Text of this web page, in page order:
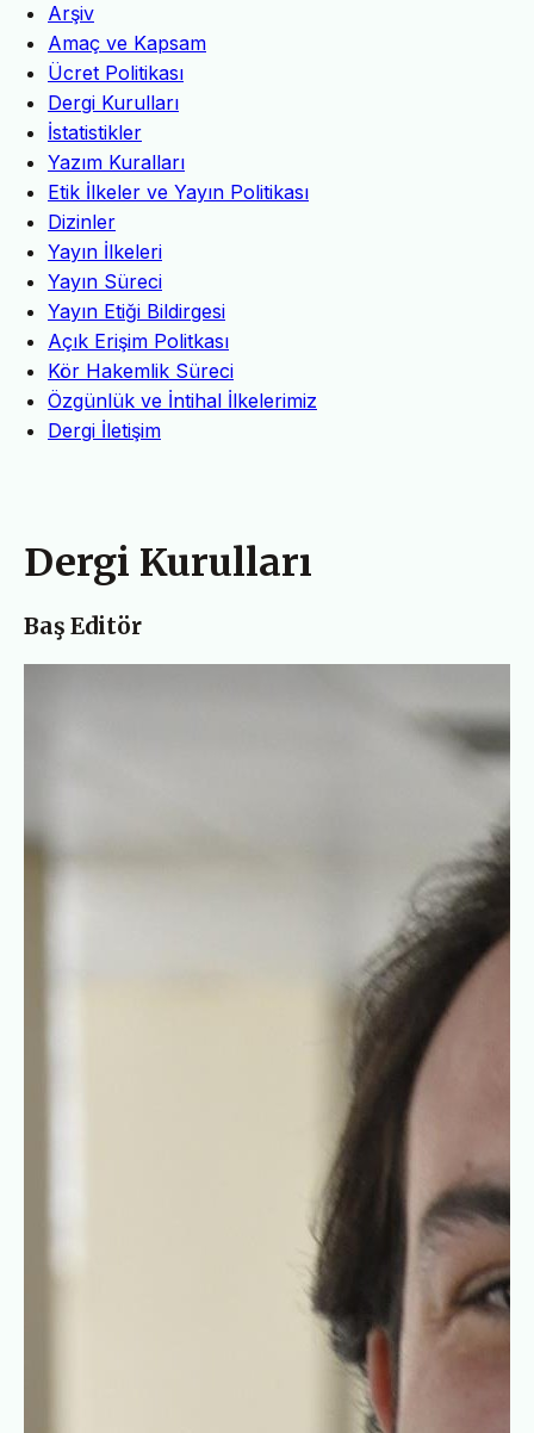
Arşiv
Amaç ve Kapsam
Ücret Politikası
Dergi Kurulları
İstatistikler
Yazım Kuralları
Etik İlkeler ve Yayın Politikası
Dizinler
Yayın İlkeleri
Yayın Süreci
Yayın Etiği Bildirgesi
Açık Erişim Politkası
Kör Hakemlik Süreci
Özgünlük ve İntihal İlkelerimiz
Dergi İletişim
Dergi Kurulları
Baş Editör